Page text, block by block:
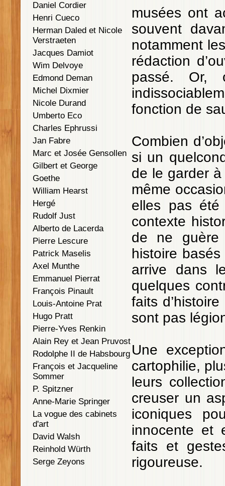
Daniel Cordier
Henri Cueco
Herman Daled et Nicole
Verstraeten
Jacques Damiot
Wim Delvoye
Edmond Deman
Michel Dixmier
Nicole Durand
Umberto Eco
Charles Ephrussi
Jan Fabre
Marc et Josée Gensollen
Gilbert et George
Goethe
William Hearst
Hergé
Rudolf Just
Alberto de Lacerda
Pierre Lescure
Patrick Maselis
Axel Munthe
Emmanuel Pierrat
François Pinault
Louis-Antoine Prat
Hugo Pratt
Pierre-Yves Renkin
Alain Rey et Jean Pruvost
Rodolphe II de Habsbourg
François et Jacqueline
Sommer
P. Spitzner
Anne-Marie Springer
La vogue des cabinets
d'art
David Walsh
Reinhold Würth
Serge Zeyons
musées ont
souvent
notamment
rédaction
passé. Or,
fonction de
Combien
si un
de le garder
même
elles pas été
contexte
de ne guère
histoire
arrive dans
quelques
faits
sont pas
Une
cartophilie,
leurs
creuser un
iconiques
innocente et
faits et
rigoureuse.